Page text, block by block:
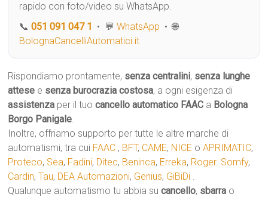
rapido con foto/video su WhatsApp.
📞051 091 047 1 • 💬WhatsApp • 🌐
BolognaCancelliAutomatici.it
Rispondiamo prontamente, senza centralini, senza lunghe
attese e senza burocrazia costosa, a ogni esigenza di
assistenza per il tuocancello automatico FAAC a Bologna
Borgo Panigale.
Inoltre, offriamo supporto per tutte le altre marche di
automatismi, tra cui FAAC , BFT, CAME, NICE oAPRIMATIC,
Proteco, Sea, Fadini, Ditec, Beninca, Erreka, Roger. Somfy,
Cardin,Tau, DEA Automazioni, Genius, GiBiDi .
Qualunque automatismo tu abbia sucancello, sbarra o